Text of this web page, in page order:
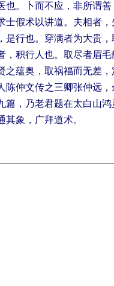
也。卜而不应，非所谓
假术以讲道。夫相者
行也。穿满者为大贵
积行人也。取尽者眉毛
之蕴奥，取祸福而无差
仲文传之三卿张仲远，
，乃老君题在太白山
象，广拜道术。